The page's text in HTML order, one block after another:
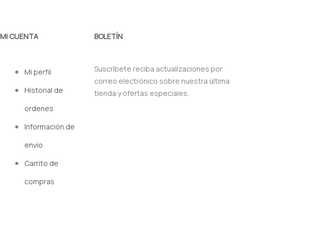
MI CUENTA
Menú
Mi perfil
Historial de
ordenes
Información de
envío
Carrito de
compras
BOLETÍN
Suscríbete reciba actualizaciones por
correo electrónico sobre nuestra última
tienda y ofertas especiales.